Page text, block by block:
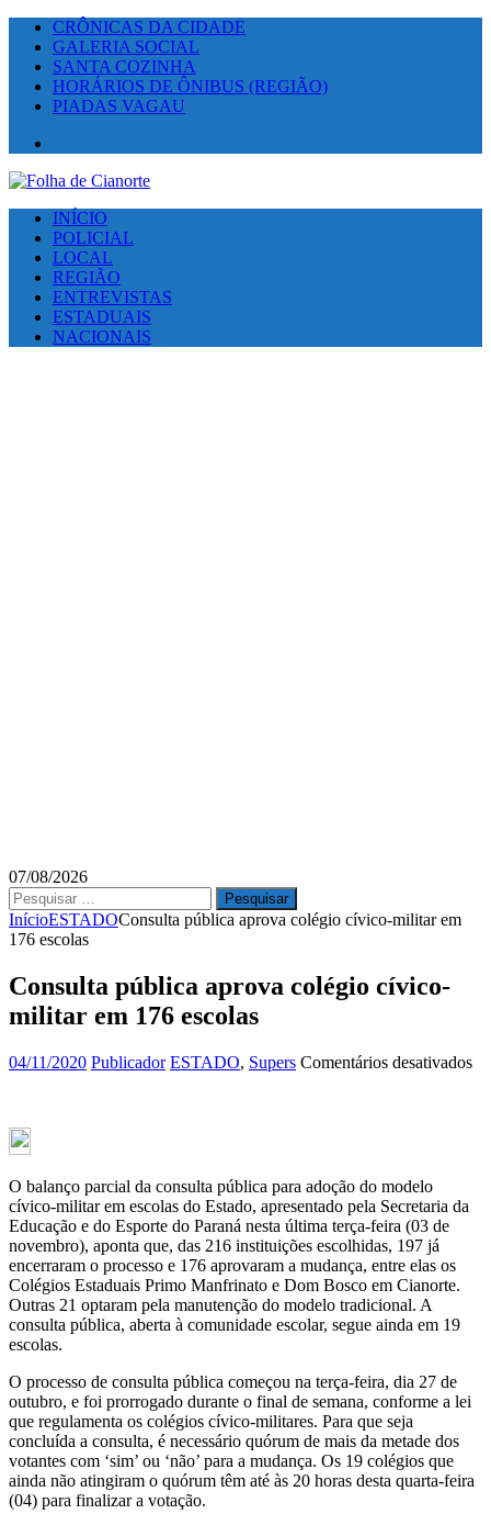
CRÔNICAS DA CIDADE
GALERIA SOCIAL
SANTA COZINHA
HORÁRIOS DE ÔNIBUS (REGIÃO)
PIADAS VAGAU
INÍCIO
POLICIAL
LOCAL
REGIÃO
ENTREVISTAS
ESTADUAIS
NACIONAIS
07/08/2026
Pesquisar
por:
InícioESTADOConsulta pública aprova colégio cívico-militar em
176 escolas
Consulta pública aprova colégio cívico-
militar em 176 escolas
04/11/2020 Publicador ESTADO, Supers Comentários desativadosem
O balanço parcial da consulta pública para adoção do modelo
cívico-militar em escolas do Estado, apresentado pela Secretaria da
Educação e do Esporte do Paraná nesta última terça-feira (03 de
novembro), aponta que, das 216 instituições escolhidas, 197 já
encerraram o processo e 176 aprovaram a mudança, entre elas os
Colégios Estaduais Primo Manfrinato e Dom Bosco em Cianorte.
Outras 21 optaram pela manutenção do modelo tradicional. A
consulta pública, aberta à comunidade escolar, segue ainda em 19
escolas.
O processo de consulta pública começou na terça-feira, dia 27 de
outubro, e foi prorrogado durante o final de semana, conforme a lei
que regulamenta os colégios cívico-militares. Para que seja
concluída a consulta, é necessário quórum de mais da metade dos
votantes com ‘sim’ ou ‘não’ para a mudança. Os 19 colégios que
ainda não atingiram o quórum têm até às 20 horas desta quarta-feira
(04) para finalizar a votação.